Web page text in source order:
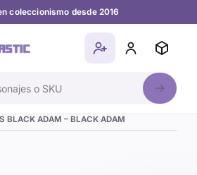
coleccionismo desde 2016
BLACK ADAM – BLACK ADAM